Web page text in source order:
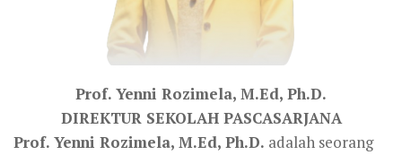
Prof. Yenni Rozimela, M.Ed, Ph.D.
DIREKTUR SEKOLAH PASCASARJANA
Prof. Yenni Rozimela, M.Ed, Ph.D. adalah seorang